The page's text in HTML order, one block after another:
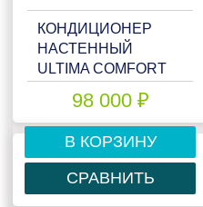
КОНДИЦИОНЕР
НАСТЕННЫЙ
ULTIMA COMFORT
98 000 ₽
В КОРЗИНУ
СРАВНИТЬ